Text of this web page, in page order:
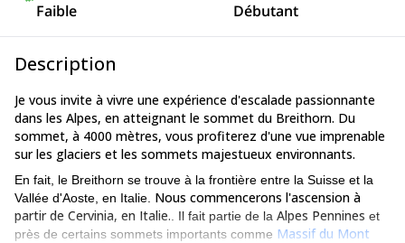
Faible Débutant
Description
Je vous invite à vivre une expérience d'escalade passionnante
dans les Alpes, en atteignant le sommet du Breithorn. Du
sommet, à 4000 mètres, vous profiterez d'une vue imprenable
sur les glaciers et les sommets majestueux environnants.
En fait, le Breithorn se trouve à la frontière entre la Suisse et la
Vallée d'Aoste, en Italie. Nous commencerons l'ascension à
partir de Cervinia, en Italie. . Il fait partie de la Alpes Pennines et
près de certains sommets importants comme Massif du Mont